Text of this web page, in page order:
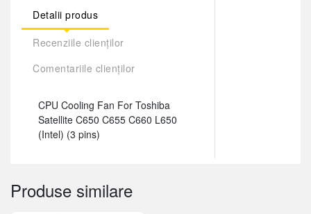
Detalii produs
Recenziile clienților
Comentariile clienților
CPU Cooling Fan For Toshiba
Satellite C650 C655 C660 L650
(Intel) (3 pins)
Produse similare